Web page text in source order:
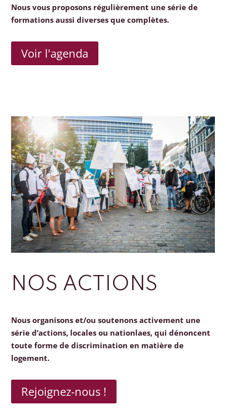
Nous vous proposons régulièrement une série de
formations aussi diverses que complètes.
Voir l'agenda
NOS ACTIONS
Nous organisons et/ou soutenons activement une
série d’actions, locales ou nationlaes, qui dénoncent
toute forme de discrimination en matière de
logement.
Rejoignez-nous !